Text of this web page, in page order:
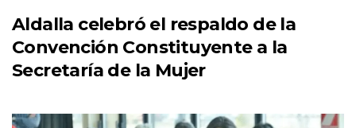
Aldalla celebró el respaldo de la
Convención Constituyente a la
Secretaría de la Mujer